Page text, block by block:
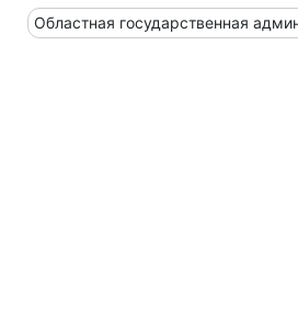
Областная государственная